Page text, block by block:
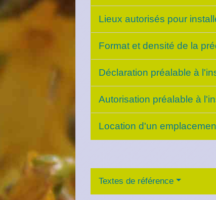
Lieux autorisés pour
Format et densité de la
Déclaration préalable à
Autorisation préalable à
Location d'un
Textes de référence